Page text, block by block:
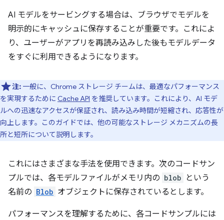
AI モデルをサービングする場合は、ブラウザでモデルを
明示的にキャッシュに保存することが重要です。これによ
り、ユーザーがアプリを再読み込みした後もモデルデータ
をすぐに利用できるようになります。
注: 一般に、Chrome ストレージ チームは、最適なパフォーマンス
を実現するために Cache API を推奨しています。これにより、AI モデ
ルへの迅速なアクセスが保証され、読み込み時間が短縮され、応答性が
向上します。このガイドでは、他の可能なストレージ メカニズムの長
所と短所について説明します。
これにはさまざまな手法を使用できます。次のコードサン
プルでは、各モデルファイルがメモリ内の blob
という
名前の Blob オブジェクトに保存されているとします。
パフォーマンスを理解するために、各コードサンプルには